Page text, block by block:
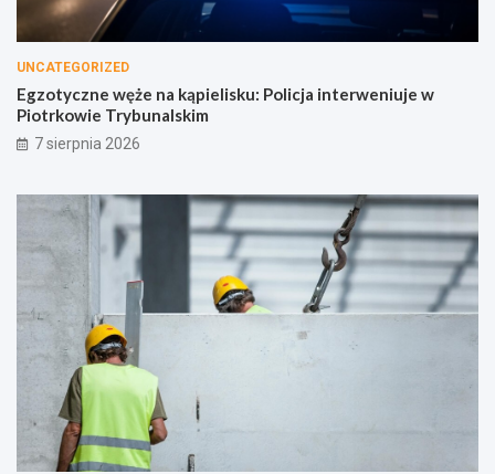
UNCATEGORIZED
Egzotyczne węże na kąpielisku: Policja interweniuje w
Piotrkowie Trybunalskim
7 sierpnia 2026